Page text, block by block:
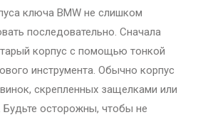
ключа BMW не слишком
последовательно. Сначала
корпус с помощью тонкой
инструмента. Обычно корпус
скрепленных защелками или
осторожны, чтобы не